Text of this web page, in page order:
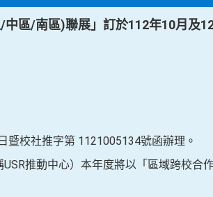
/中區/南區)聯展」訂於112年10月及
校社推字第 1121005134號函辦理。
推動中心）本年度將以「區域跨校合